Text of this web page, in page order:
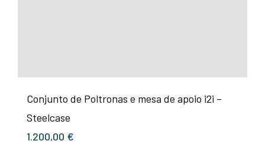
Conjunto de Poltronas e mesa de apoio i2i –
Steelcase
1.200,00 €